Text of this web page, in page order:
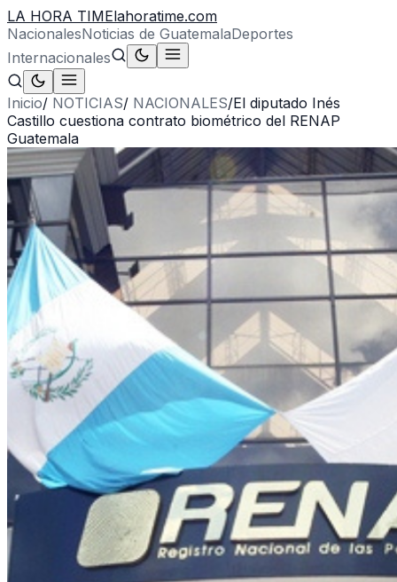
LA HORA TIMElahoratime.com
NacionalesNoticias de GuatemalaDeportes
Internacionales
Inicio/ NOTICIAS/ NACIONALES/El diputado Inés
Castillo cuestiona contrato biométrico del RENAP
Guatemala